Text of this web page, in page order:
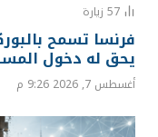
57 زيارة
فرنسا تسمح
يحق له دخول
أغسطس 7, 2026 9:26 م